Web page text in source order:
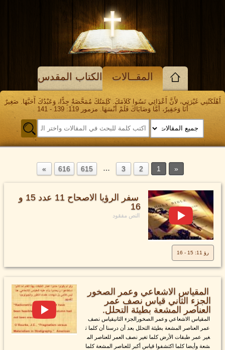
المقــالات الكتاب المقدس
أَهْلَكَتْنِي غَيْرَتِي، لأَنَّ أَعْدَائِي نَسُوا كَلاَمَكَ. كَلِمَتُكَ مُمَحَّصَةٌ جِدًّا، وَعَبْدُكَ أَحَبَّهَا. صَغِيرٌ
أَنَا وَحَقِيرٌ، أَمَّا وَصَايَاكَ فَلَمْ أَنْسَهَا. مزمور 119: 139 - 141
1
2
3
…
615
616
سفر الرؤيا الاصحاح 11 عدد 15 و
16
النص مفقود
رؤ 11: 15 - 16
المقياس الاشعاعي وعمر الصخور
الجزء الثاني قياس نصف عمر
العناصر المشعة بطيئة التحلل.
المقياس الاشعاعي وعمر الصخورالجزء الثانيقياس نصف
عمر العناصر المشعة بطيئة التحلل بعد أن درسنا أن كلما ت
غير عمر طبقات الأرض كلما تغير نصف العمر للعناصر الم
شعة وأيضا كلما اكتشفوا قياس أكبر للعناصر المشعة كلما